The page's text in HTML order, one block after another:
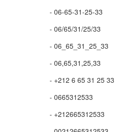
- 06-65-31-25-33
- 06/65/31/25/33
- 06_65_31_25_33
- 06,65,31,25,33
- +212 6 65 31 25 33
- 0665312533
- +212665312533